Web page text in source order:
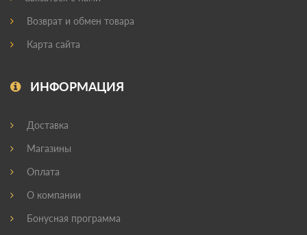
Возврат и обмен товара
Карта сайта
ИНФОРМАЦИЯ
Доставка
Магазины
Оплата
О компании
Бонусная программа